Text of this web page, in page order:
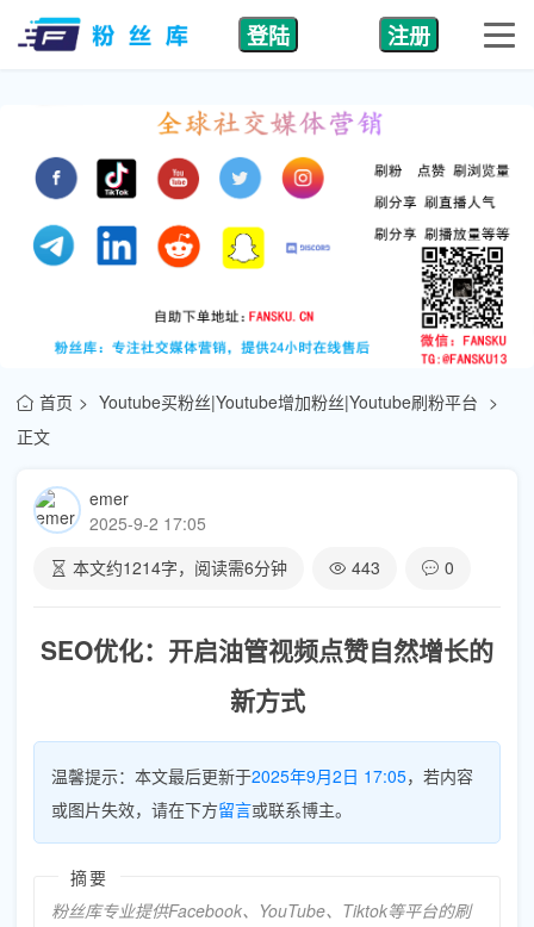
登陆 注册
首页
Youtube买粉丝|Youtube增加粉丝|Youtube刷粉平台
正文
emer
2025-9-2 17:05
本文约1214字，阅读需6分钟 443 0
SEO优化：开启油管视频点赞自然增长的
新方式
温馨提示：本文最后更新于2025年9月2日 17:05，若内容
或图片失效，请在下方留言或联系博主。
摘要
粉丝库专业提供Facebook、YouTube、Tiktok等平台的刷